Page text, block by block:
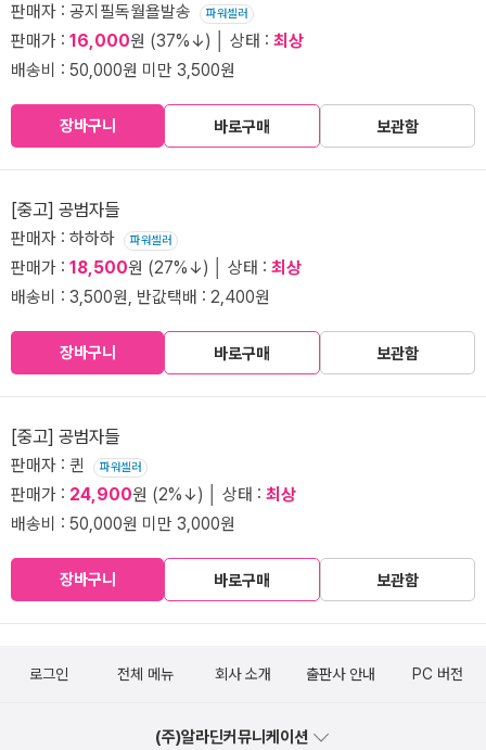
판매자 : 공지필독월욜발송 파워셀러
판매가 : 16,000원 (37%↓) │ 상태 : 최상
배송비 : 50,000원 미만 3,500원
장바구니 바로구매 보관함
[중고] 공범자들
판매자 : 하하하 파워셀러
판매가 : 18,500원 (27%↓) │ 상태 : 최상
배송비 : 3,500원, 반값택배 : 2,400원
장바구니 바로구매 보관함
[중고] 공범자들
판매자 : 퀸 파워셀러
판매가 : 24,900원 (2%↓) │ 상태 : 최상
배송비 : 50,000원 미만 3,000원
장바구니 바로구매 보관함
로그인 전체 메뉴 회사 소개 출판사 안내 PC 버전
(주)알라딘커뮤니케이션